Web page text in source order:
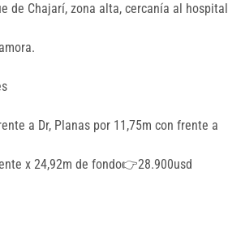
de Chajarí, zona alta, cercanía al hospital
a Dr, Planas por 11,75m con frente a
x 24,92m de fondo👉28.900usd